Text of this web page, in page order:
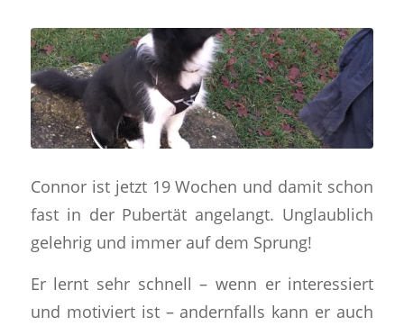
Connor ist jetzt 19 Wochen und damit schon
fast in der Pubertät angelangt. Unglaublich
gelehrig und immer auf dem Sprung!
Er lernt sehr schnell – wenn er interessiert
und motiviert ist – andernfalls kann er auch